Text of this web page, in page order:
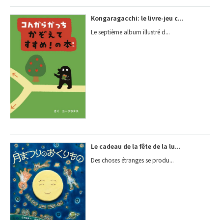
Kongaragacchi: le livre-jeu c...
Le septième album illustré d...
Le cadeau de la fête de la lu...
Des choses étranges se produ...